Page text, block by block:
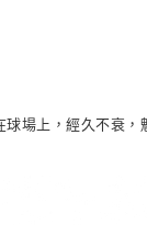
場上，經久不衰